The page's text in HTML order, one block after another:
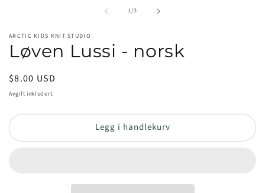
1/av
3
ARCTIC KIDS KNIT STUDIO
Løven Lussi - norsk
Vanlig
pris
$8.00 USD
Avgift inkludert.
Legg i handlekurv